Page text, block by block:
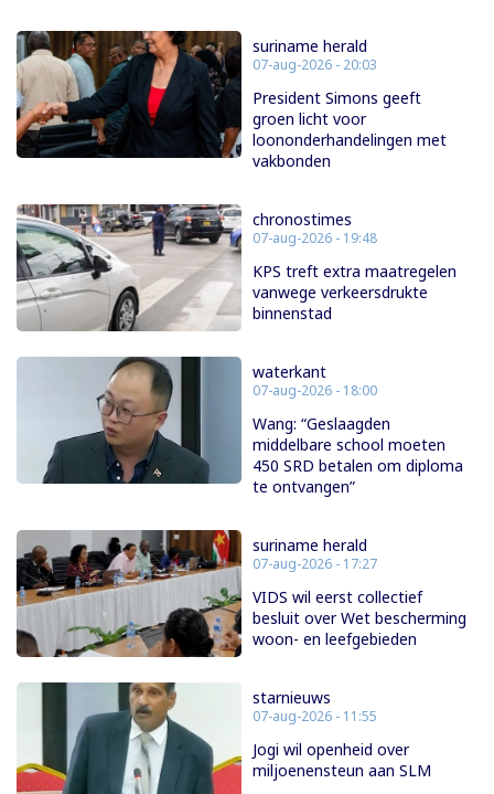
suriname herald
07-aug-2026 - 20:03
President Simons geeft
groen licht voor
loononderhandelingen met
vakbonden
chronostimes
07-aug-2026 - 19:48
KPS treft extra maatregelen
vanwege verkeersdrukte
binnenstad
waterkant
07-aug-2026 - 18:00
Wang: “Geslaagden
middelbare school moeten
450 SRD betalen om diploma
te ontvangen”
suriname herald
07-aug-2026 - 17:27
VIDS wil eerst collectief
besluit over Wet bescherming
woon- en leefgebieden
starnieuws
07-aug-2026 - 11:55
Jogi wil openheid over
miljoenensteun aan SLM